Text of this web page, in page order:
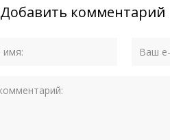
Добавить комментарий